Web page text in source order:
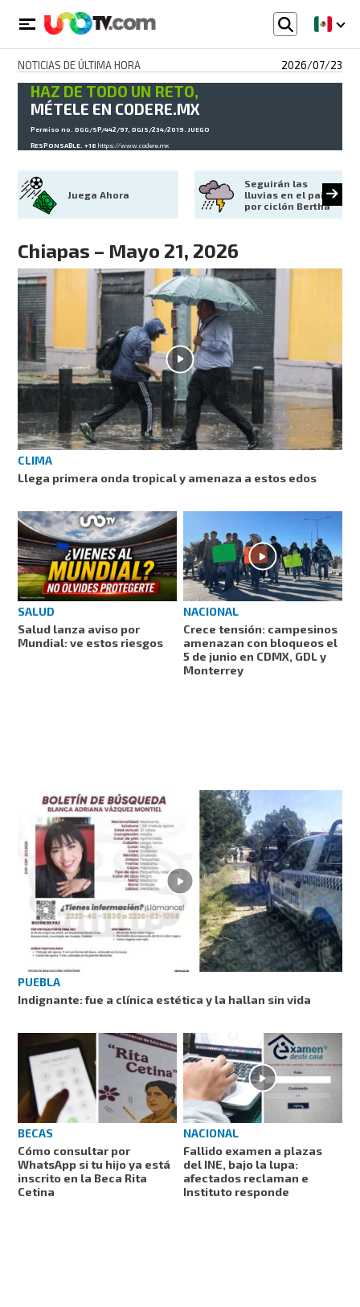
NOTICIAS DE ÚLTIMA HORA 2026/07/23
HAZ DE TODO UN RETO,
MÉTELE EN CODERE.MX
Permiso no. DGG/SP/442/97, DGJS/234/2019. JUEGO
RESPONSABLE. +18https://www.codere.mx
Juega Ahora
Seguirán las
lluvias en el país
por ciclón Bertha
Chiapas – Mayo 21, 2026
CLIMA
Llega primera onda tropical y amenaza a estos edos
SALUD
Salud lanza aviso por
Mundial: ve estos riesgos
NACIONAL
Crece tensión: campesinos
amenazan con bloqueos el
5 de junio en CDMX, GDL y
Monterrey
PUEBLA
Indignante: fue a clínica estética y la hallan sin vida
BECAS
Cómo consultar por
WhatsApp si tu hijo ya está
inscrito en la Beca Rita
Cetina
NACIONAL
Fallido examen a plazas
del INE, bajo la lupa:
afectados reclaman e
Instituto responde